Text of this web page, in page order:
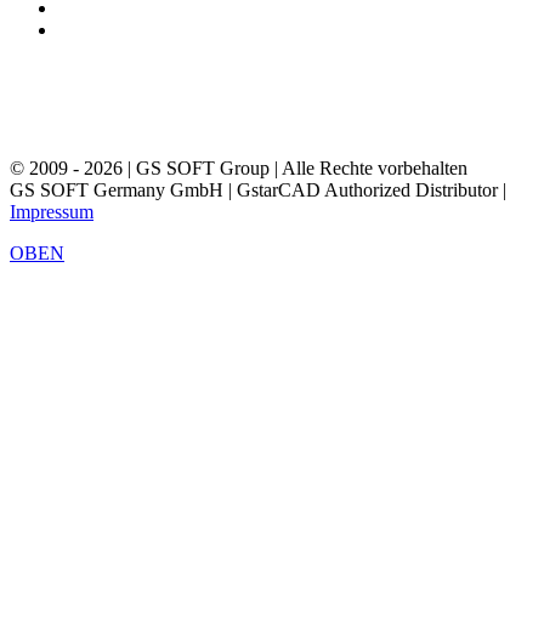
© 2009 - 2026 | GS SOFT Group | Alle Rechte vorbehalten
GS SOFT Germany GmbH | GstarCAD Authorized Distributor |
Impressum
OBEN